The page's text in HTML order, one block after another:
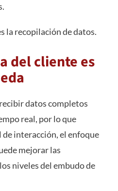
la recopilación de datos.
del cliente es
datos completos
real, por lo que
interacción, el enfoque
mejorar las
niveles del embudo de